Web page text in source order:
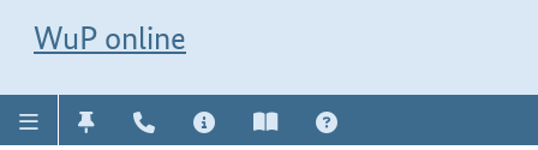
WuP online